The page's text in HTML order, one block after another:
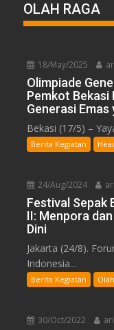
OLAH RAGA
18/May/2025
Olimpiade
Pemkot Bekasi
Generasi
Bekasi (17/5) –
Berita Kegiatan
24/Aug/2024
Festival Sepak
II: Menpora
Dini
Jakarta (24/8).
Indonesia...
Berita Kegiatan
30/Oct/2022